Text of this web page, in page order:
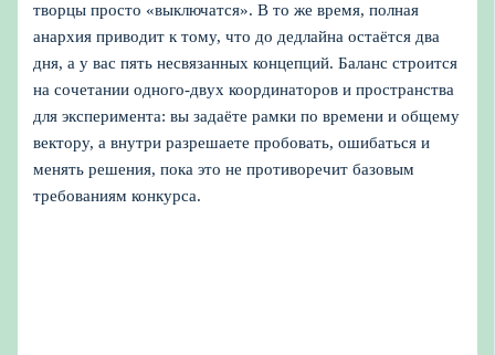
творцы просто «выключатся». В то же время, полная
анархия приводит к тому, что до дедлайна остаётся два
дня, а у вас пять несвязанных концепций. Баланс строится
на сочетании одного-двух координаторов и пространства
для эксперимента: вы задаёте рамки по времени и общему
вектору, а внутри разрешаете пробовать, ошибаться и
менять решения, пока это не противоречит базовым
требованиям конкурса.